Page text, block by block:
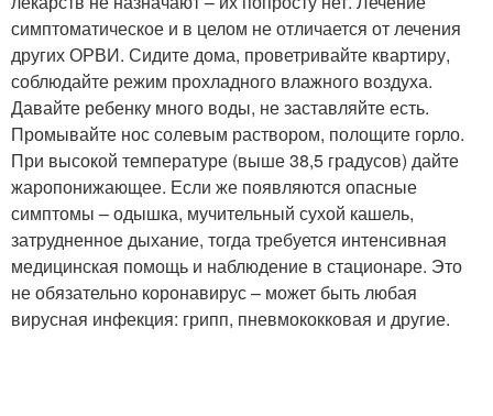
симптоматическое и в целом не отличается от лечения
других ОРВИ. Сидите дома, проветривайте квартиру,
соблюдайте режим прохладного влажного воздуха.
Давайте ребенку много воды, не заставляйте есть.
Промывайте нос солевым раствором, полощите горло.
При высокой температуре (выше 38,5 градусов) дайте
жаропонижающее. Если же появляются опасные
симптомы – одышка, мучительный сухой кашель,
затрудненное дыхание, тогда требуется интенсивная
медицинская помощь и наблюдение в стационаре. Это
не обязательно коронавирус – может быть любая
вирусная инфекция: грипп, пневмококковая и другие.